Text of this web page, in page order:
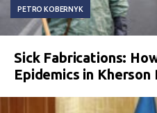
PETRO KOBERNYK
Sick Fabrications:
Epidemics in Kherson